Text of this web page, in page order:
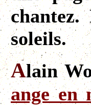
soleils.
Alain
ange en